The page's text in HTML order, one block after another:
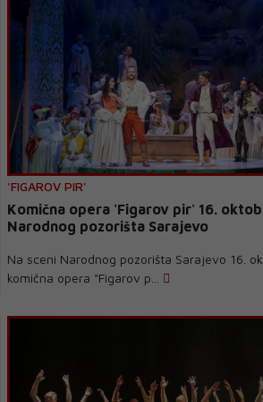
'FIGAROV PIR'
Komična opera 'Figarov pir' 16.
Narodnog pozorišta Sarajevo
Na sceni Narodnog pozorišta Sarajevo 16.
komična opera "Figarov p...